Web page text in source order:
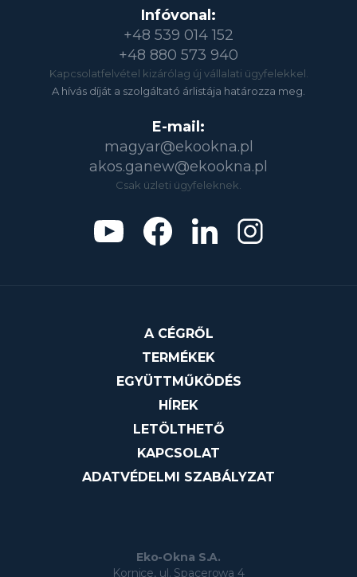
Infóvonal:
+48 539 014 152
+48 880 573 940
Kapcsolatfelvétel kizárólag új vállalati ügyfelekkel.
A hívás díját a szolgáltató árlistája határozza meg.
E-mail:
magyar@ekookna.pl
akos.ganew@ekookna.pl
Csak üzleti ügyfeleknek.
A CÉGRŐL
TERMÉKEK
EGYÜTTMŰKÖDÉS
HÍREK
LETÖLTHETŐ
KAPCSOLAT
ADATVÉDELMI SZABÁLYZAT
Eko-Okna S.A.
Kornice, ul. Spacerowa 4